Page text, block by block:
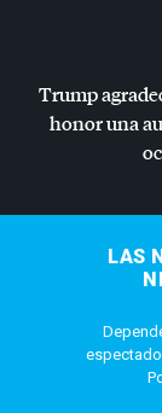
Trump
honor una
LAS